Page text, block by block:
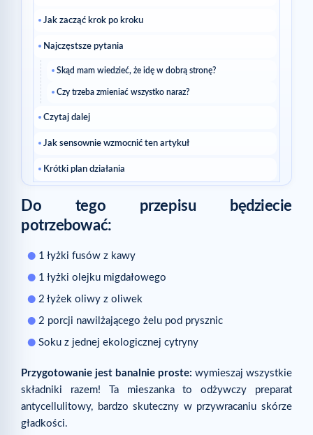
Jak zacząć krok po kroku
Najczęstsze pytania
Skąd mam wiedzieć, że idę w dobrą stronę?
Czy trzeba zmieniać wszystko naraz?
Czytaj dalej
Jak sensownie wzmocnić ten artykuł
Krótki plan działania
Skąd wiem, że ta porada do mnie pasuje?
Do tego przepisu będziecie
potrzebować:
1 łyżki fusów z kawy
1 łyżki olejku migdałowego
2 łyżek oliwy z oliwek
2 porcji nawilżającego żelu pod prysznic
Soku z jednej ekologicznej cytryny
Przygotowanie jest banalnie proste: wymieszaj wszystkie
składniki razem! Ta mieszanka to odżywczy preparat
antycellulitowy, bardzo skuteczny w przywracaniu skórze
gładkości.